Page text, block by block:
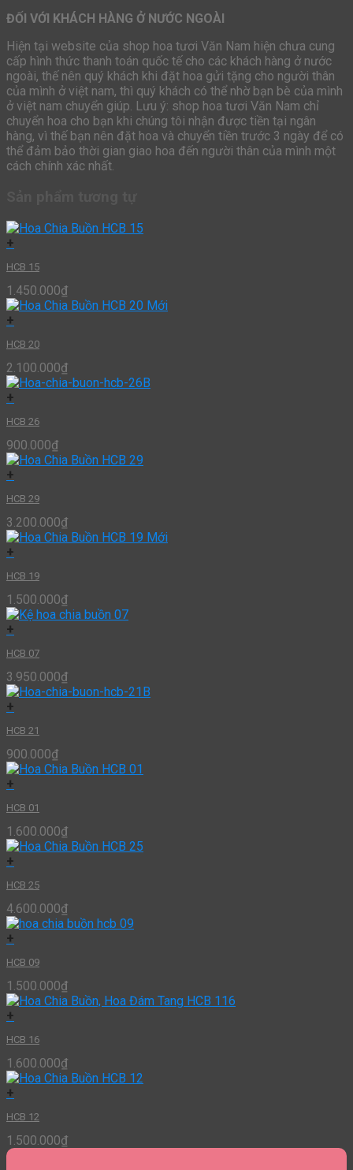
ĐỐI VỚI KHÁCH HÀNG Ở NƯỚC NGOÀI
Hiện tại website của shop hoa tươi Văn Nam hiện chưa cung
cấp hình thức thanh toán quốc tế cho các khách hàng ở nước
ngoài, thế nên quý khách khi đặt hoa gửi tặng cho người thân
của mình ở việt nam, thì quý khách có thể nhờ bạn bè của mình
ở việt nam chuyển giúp. Lưu ý: shop hoa tươi Văn Nam chỉ
chuyển hoa cho bạn khi chúng tôi nhận được tiền tại ngân
hàng, vì thế bạn nên đặt hoa và chuyển tiền trước 3 ngày để có
thể đảm bảo thời gian giao hoa đến người thân của mình một
cách chính xác nhất.
+
HCB 15
1.450.000₫
+
HCB 20
2.100.000₫
+
HCB 26
900.000₫
+
HCB 29
3.200.000₫
+
HCB 19
1.500.000₫
+
HCB 07
3.950.000₫
+
HCB 21
900.000₫
+
HCB 01
1.600.000₫
+
HCB 25
4.600.000₫
+
HCB 09
1.500.000₫
+
HCB 16
1.600.000₫
+
HCB 12
1.500.000₫